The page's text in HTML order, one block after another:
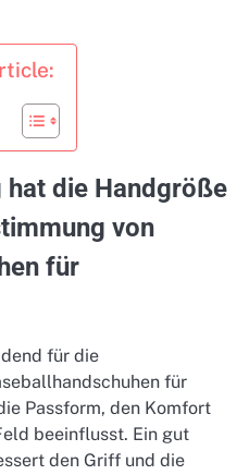
hat die Handgröße
von
für
für die
für
Passform, den Komfort
beeinflusst. Ein gut
den Griff und die